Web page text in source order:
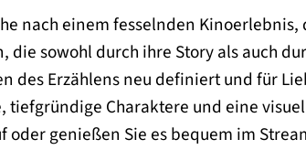
nach einem fesselnden
die sowohl durch ihre Story als auch
des Erzählens neu definiert und für
tiefgründige Charaktere und eine
oder genießen Sie es bequem im